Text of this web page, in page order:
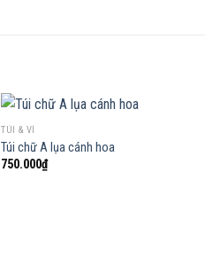
TÚI & VÍ
Túi chữ A lụa cánh hoa
750.000₫